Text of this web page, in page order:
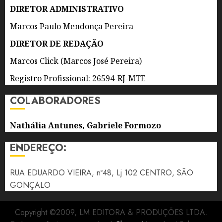
8 DE
AGOSTO
DE 2026
0
DIRETOR ADMINISTRATIVO
Marcos Paulo Mendonça Pereira
DIRETOR DE REDAÇÃO
Marcos Click (Marcos José Pereira)
Registro Profissional: 26594-RJ-MTE
COLABORADORES
Nathália Antunes, Gabriele Formozo
ENDEREÇO:
RUA EDUARDO VIEIRA, nº48, Lj 102 CENTRO, SÃO
GONÇALO
Copyright ©2009, LM EDITORA & PRODUÇÕES LTDA.